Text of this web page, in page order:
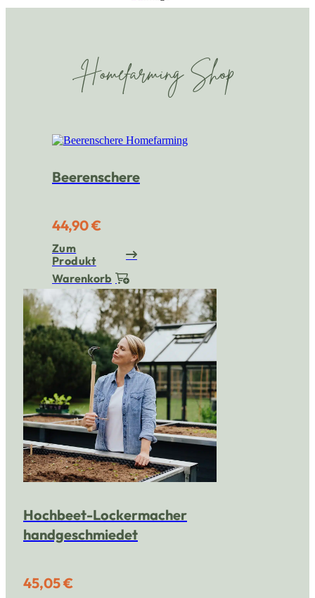
Homefarming Shop
Beerenschere
44,90 €
Zum
Produkt
Warenkorb
Hochbeet-Lockermacher
handgeschmiedet
45,05 €